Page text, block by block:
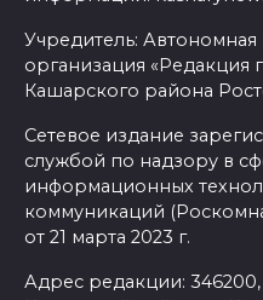
Учредитель:
организация «Редакция
Кашарского района
Сетевое издание
службой по надзору в
информационных
коммуникаций
от 21 марта 2023 г.
Адрес редакции: 346200,